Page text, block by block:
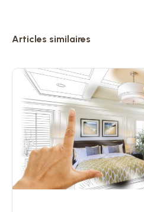
Articles similaires